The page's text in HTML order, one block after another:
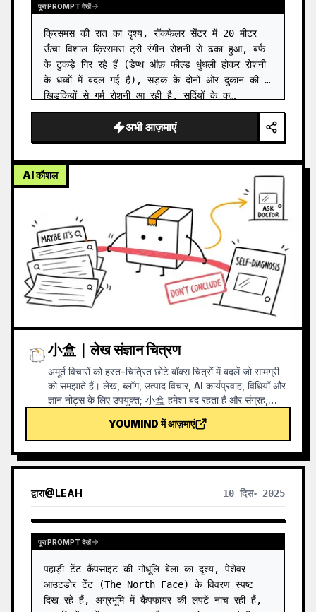
पूरा PROMPT देखें
क्रिसमस की रात का दृश्य, रॉकफेलर सेंटर में 20 मीटर
ऊँचा विशाल क्रिसमस ट्री रंगीन रोशनी से ढका हुआ, बर्फ
के टुकड़े गिर रहे हैं (डेप्थ ऑफ़ फील्ड धुंधली होकर रोशनी
के धब्बों में बदल गई है), सड़क के दोनों ओर दुकान की
खिड़कियों से गर्म रोशनी आ रही है, सर्दियों के क…
अभी आज़माएं
AI कौशल
小盒｜लेख संज्ञान चित्रण
अमूर्त विचारों को हस्त-चित्रित छोटे बॉक्स चित्रों में बदलें जो सामग्री
को समझाते हैं। लेख, ब्लॉग, उत्पाद विचार, AI कार्यप्रवाह, विधियाँ और
ज्ञान नोट्स के लिए उपयुक्त; 小盒 हमेशा बंद रहता है और संग्रह,
YOUMIND में आज़माएं
द्वारा@LEAH 10 दिस॰ 2025
पूरा PROMPT देखें
पहाड़ी टेंट कैंपसाइट की गोधूलि बेला का दृश्य, पेशेवर
आउटडोर टेंट (The North Face) के विवरण स्पष्ट
दिख रहे हैं, अग्रभूमि में कैंपफायर की लपटें नाच रही हैं,